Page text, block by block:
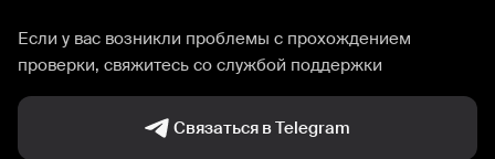
Если у вас возникли проблемы с прохождением
проверки, свяжитесь со службой поддержки
Связаться в Telegram